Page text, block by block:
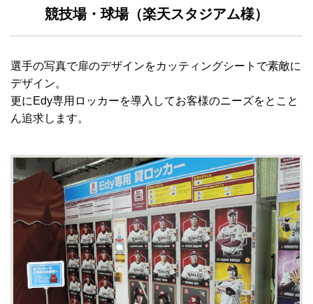
競技場・球場（楽天スタジアム様）
選手の写真で扉のデザインをカッティングシートで素敵に
デザイン。
更にEdy専用ロッカーを導入してお客様のニーズをとこと
ん追求します。